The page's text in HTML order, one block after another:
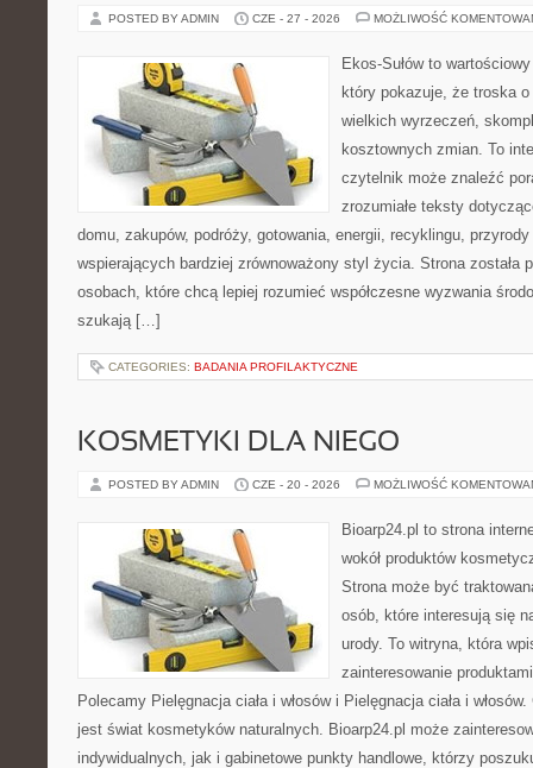
POSTED BY ADMIN CZE - 27 - 2026 MOŻLIWOŚĆ
Ekos-Sułów to
który pokazuje, że troska
wielkich wyrzeczeń,
kosztownych zmian. To
czytelnik może znaleźć
zrozumiałe teksty
domu, zakupów, podróży, gotowania, energii, recyklingu,
wspierających bardziej zrównoważony styl życia. Strona została
osobach, które chcą lepiej rozumieć współczesne wyzwania
szukają […]
CATEGORIES: BADANIA PROFILAKTYCZNE
KOSMETYKI DLA NIEGO
POSTED BY ADMIN CZE - 20 - 2026 MOŻLIWOŚĆ
Bioarp24.pl to strona
wokół produktów
Strona może być
osób, które interesują się
urody. To witryna, która
zainteresowanie
Polecamy Pielęgnacja ciała i włosów i Pielęgnacja ciała i
jest świat kosmetyków naturalnych. Bioarp24.pl może
indywidualnych, jak i gabinetowe punkty handlowe, którzy